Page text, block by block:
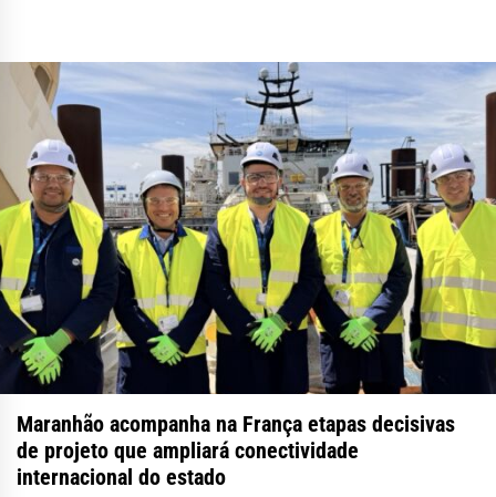
Maranhão acompanha na França etapas decisivas
de projeto que ampliará conectividade
internacional do estado